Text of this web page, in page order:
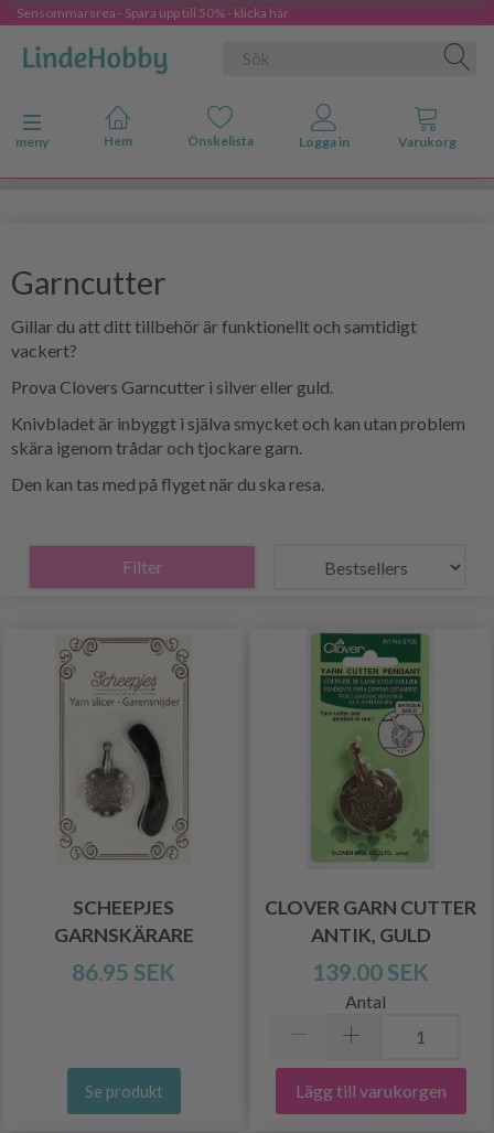
Sensommarsrea - Spara upp till 50% - klicka här
Ändra navigering
meny
Garncutter
Gillar du att ditt tillbehör är funktionellt och samtidigt
vackert?
Prova Clovers Garncutter i silver eller guld.
Knivbladet är inbyggt i själva smycket och kan utan problem
skära igenom trådar och tjockare garn.
Den kan tas med på flyget när du ska resa.
Filter
SCHEEPJES
GARNSKÄRARE
86.95 SEK
Se produkt
CLOVER GARN CUTTER
ANTIK, GULD
139.00 SEK
Antal
Lägg till varukorgen